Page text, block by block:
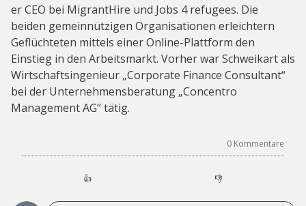
er CEO bei MigrantHire und Jobs 4 refugees. Die
beiden gemeinnützigen Organisationen erleichtern
Geflüchteten mittels einer Online-Plattform den
Einstieg in den Arbeitsmarkt. Vorher war Schweikart als
Wirtschaftsingenieur „Corporate Finance Consultant“
bei der Unternehmensberatung „Concentro
Management AG“ tätig.
0 Kommentare
👍 👎